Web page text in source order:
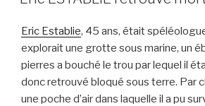
Eric Establie, 45 ans, était
explorait une grotte sous marine, un
pierres a bouché le trou par lequel il
donc retrouvé bloqué sous terre. Par
une poche d’air dans laquelle il a pu